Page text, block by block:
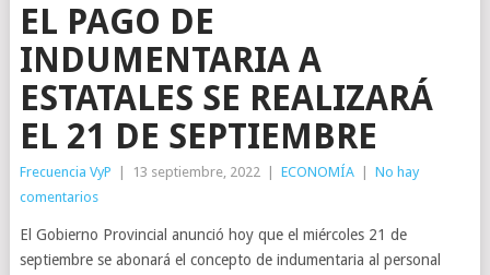
EL PAGO DE
INDUMENTARIA A
ESTATALES SE REALIZARÁ
EL 21 DE SEPTIEMBRE
Frecuencia VyP 13 septiembre, 2022 ECONOMÍA
No hay
comentarios
El Gobierno Provincial anunció hoy que el miércoles 21 de
septiembre se abonará el concepto de indumentaria al personal